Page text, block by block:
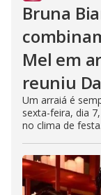
Bruna
Mel em
reuniu
Um arraiá é
sexta-feira, dia
no clima de